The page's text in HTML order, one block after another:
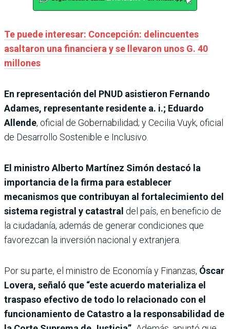
Te puede interesar: Concepción: delincuentes
asaltaron una financiera y se llevaron unos G. 40
millones
En representación del PNUD asistieron Fernando
Adames, representante residente a. i.; Eduardo
Allende, oficial de Gobernabilidad; y Cecilia Vuyk, oficial
de Desarrollo Sostenible e Inclusivo.
El ministro Alberto Martínez Simón destacó la
importancia de la firma para establecer
mecanismos que contribuyan al fortalecimiento del
sistema registral y catastral del país, en beneficio de
la ciudadanía, además de generar condiciones que
favorezcan la inversión nacional y extranjera.
Por su parte, el ministro de Economía y Finanzas, Óscar
Lovera, señaló que “este acuerdo materializa el
traspaso efectivo de todo lo relacionado con el
funcionamiento de Catastro a la responsabilidad de